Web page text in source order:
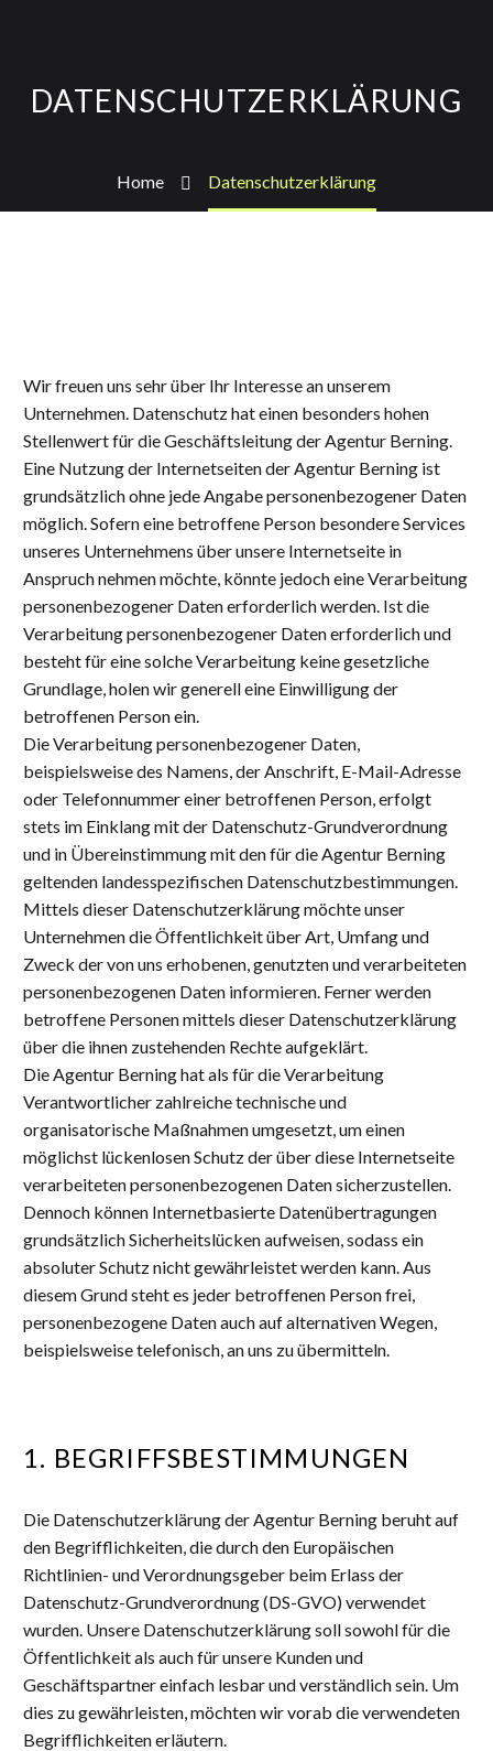
DATENSCHUTZERKLÄRUNG
Home Datenschutzerklärung
Wir freuen uns sehr über Ihr Interesse an unserem
Unternehmen. Datenschutz hat einen besonders hohen
Stellenwert für die Geschäftsleitung der Agentur Berning.
Eine Nutzung der Internetseiten der Agentur Berning ist
grundsätzlich ohne jede Angabe personenbezogener Daten
möglich. Sofern eine betroffene Person besondere Services
unseres Unternehmens über unsere Internetseite in
Anspruch nehmen möchte, könnte jedoch eine Verarbeitung
personenbezogener Daten erforderlich werden. Ist die
Verarbeitung personenbezogener Daten erforderlich und
besteht für eine solche Verarbeitung keine gesetzliche
Grundlage, holen wir generell eine Einwilligung der
betroffenen Person ein.
Die Verarbeitung personenbezogener Daten,
beispielsweise des Namens, der Anschrift, E-Mail-Adresse
oder Telefonnummer einer betroffenen Person, erfolgt
stets im Einklang mit der Datenschutz-Grundverordnung
und in Übereinstimmung mit den für die Agentur Berning
geltenden landesspezifischen Datenschutzbestimmungen.
Mittels dieser Datenschutzerklärung möchte unser
Unternehmen die Öffentlichkeit über Art, Umfang und
Zweck der von uns erhobenen, genutzten und verarbeiteten
personenbezogenen Daten informieren. Ferner werden
betroffene Personen mittels dieser Datenschutzerklärung
über die ihnen zustehenden Rechte aufgeklärt.
Die Agentur Berning hat als für die Verarbeitung
Verantwortlicher zahlreiche technische und
organisatorische Maßnahmen umgesetzt, um einen
möglichst lückenlosen Schutz der über diese Internetseite
verarbeiteten personenbezogenen Daten sicherzustellen.
Dennoch können Internetbasierte Datenübertragungen
grundsätzlich Sicherheitslücken aufweisen, sodass ein
absoluter Schutz nicht gewährleistet werden kann. Aus
diesem Grund steht es jeder betroffenen Person frei,
personenbezogene Daten auch auf alternativen Wegen,
beispielsweise telefonisch, an uns zu übermitteln.
1. BEGRIFFSBESTIMMUNGEN
Die Datenschutzerklärung der Agentur Berning beruht auf
den Begrifflichkeiten, die durch den Europäischen
Richtlinien- und Verordnungsgeber beim Erlass der
Datenschutz-Grundverordnung (DS-GVO) verwendet
wurden. Unsere Datenschutzerklärung soll sowohl für die
Öffentlichkeit als auch für unsere Kunden und
Geschäftspartner einfach lesbar und verständlich sein. Um
dies zu gewährleisten, möchten wir vorab die verwendeten
Begrifflichkeiten erläutern.